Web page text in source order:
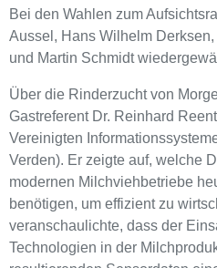
Bei den Wahlen zum
Aussel, Hans Wilhelm
und Martin Schmidt
Über die Rinderzucht von
Gastreferent Dr. Reinhard
Vereinigten
Verden). Er zeigte auf, welche
modernen Milchviehbetriebe
benötigen, um effizient zu
veranschaulichte, dass der
Technologien in der